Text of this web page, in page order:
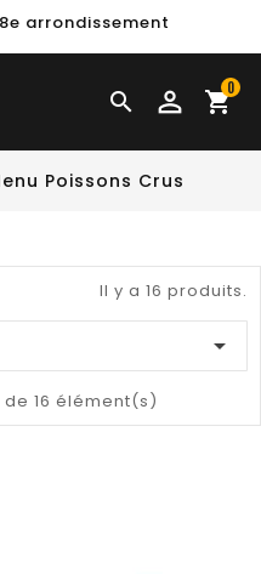
arrondissement
 shopping_cart0
Poissons Crus
Il y a 16 produits.

16 élément(s)